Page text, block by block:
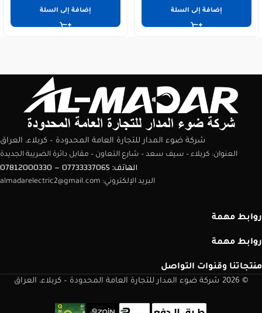
إضافة إلى السلة إضافة إلى السلة
شركة ضوء المدار للتجارة العامة المحدودة – كربلاء، العراق
العنوان: كربلاء – سيف سعد – شارع التعاون – مقابل دائرة الضريبة الجديدة
الهاتف: 07733337065 – 07812000330
البريد الإلكتروني: almadarelectric2@gmail.com
روابط مهمة
روابط مهمة
منتجاتنا وقنوات التواصل
© 2026 شركة ضوء المدار للتجارة العامة المحدودة – كربلاء، العراق